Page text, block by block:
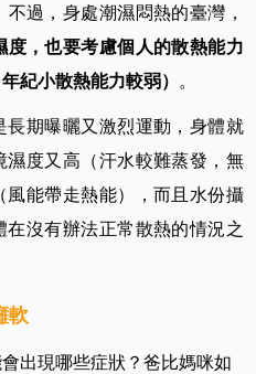
不過，身處潮濕悶熱的臺灣，
度，也要考慮個人的散熱能力
紀小散熱能力較弱） 。
期曝曬又激烈運動，身體就
度又高（汗水較難蒸發，無
能帶走熱能），而且水份攝
沒有辦法正常散熱的情況之
軟
出現哪些症狀？爸比媽咪如